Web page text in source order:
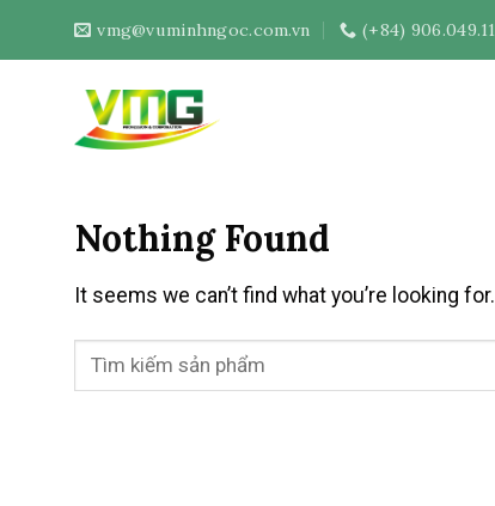
vmg@vuminhngoc.com.vn (+84)
Nothing Found
It seems we can’t find what you’re looking